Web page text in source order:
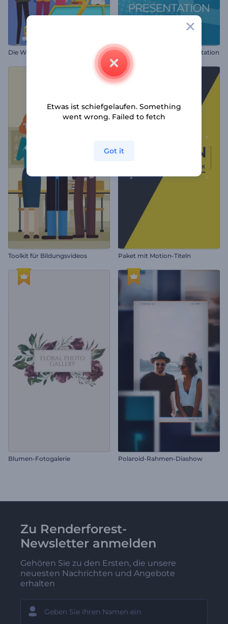
Die Welt Erklärvideo Toolkit Dynamische Firmenpräsentation
Toolkit für Bildungsvideos Paket mit Motion-Titeln
Blumen-Fotogalerie Polaroid-Rahmen-Diashow
Zu Renderforest-
Newsletter anmelden
Gehören Sie zu den Ersten, die unsere
neuesten Nachrichten und Angebote
erhalten
Etwas ist schiefgelaufen. Something
went wrong. Failed to fetch
Got it